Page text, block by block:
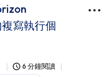
寫執行個
6 分鐘閱讀